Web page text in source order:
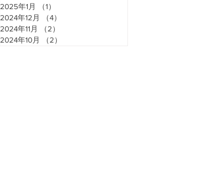
2025年1月
（1）
2024年12月
（4）
2024年11月
（2）
2024年10月
（2）